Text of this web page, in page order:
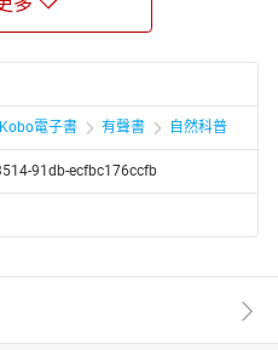
的未來，探討了夢境掌控、意念
經元和神經膠質細胞的角色，以
詳細介紹了大腦的總體組成，解
。此外，本書還探討了大腦的可
和物理調控中的應用。
細解析了視覺、聽覺、嗅覺、味
並更新大腦的記憶體。
電子書 有聲書 自然科普
91db-ecfbc176ccfb